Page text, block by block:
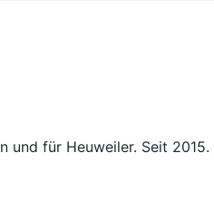
und für Heuweiler. Seit 2015.